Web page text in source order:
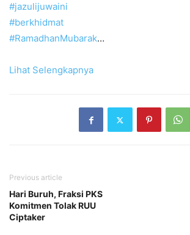
#jazulijuwaini
#berkhidmat
#RamadhanMubarak…
Lihat Selengkapnya
Previous article
Hari Buruh, Fraksi PKS
Komitmen Tolak RUU
Ciptaker